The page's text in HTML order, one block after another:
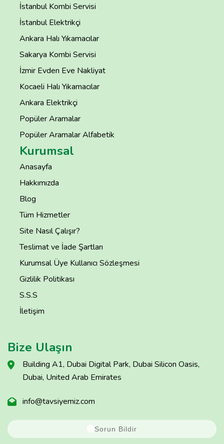
İstanbul Kombi Servisi
İstanbul Elektrikçi
Ankara Halı Yıkamacılar
Sakarya Kombi Servisi
İzmir Evden Eve Nakliyat
Kocaeli Halı Yıkamacılar
Ankara Elektrikçi
Popüler Aramalar
Popüler Aramalar Alfabetik
Kurumsal
Anasayfa
Hakkımızda
Blog
Tüm Hizmetler
Site Nasıl Çalışır?
Teslimat ve İade Şartları
Kurumsal Üye Kullanıcı Sözleşmesi
Gizlilik Politikası
S.S.S
İletişim
Bize Ulaşın
Building A1, Dubai Digital Park, Dubai Silicon Oasis,
Dubai, United Arab Emirates
info@tavsiyemiz.com
Sorun Bildir